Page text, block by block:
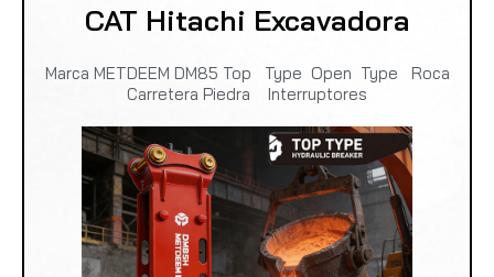
CAT Hitachi Excavadora
Marca METDEEM DM85 Top Type Open Type Roca
Carretera Piedra Interruptores